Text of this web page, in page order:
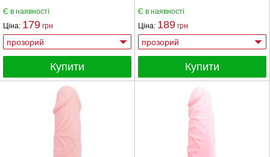
Є в наявності
Ціна: 179 грн
Купити
Є в наявності
Ціна: 189 грн
Купити